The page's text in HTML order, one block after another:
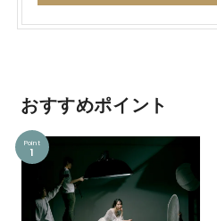
おすすめポイント
Point
1